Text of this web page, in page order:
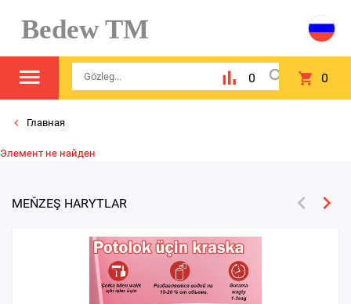
Bedew TM
0 0
Главная
Элемент не найден
MEŇZEŞ HARYTLAR